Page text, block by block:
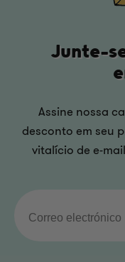
Junte-
Assine nossa
desconto em seu
vitalício de e-